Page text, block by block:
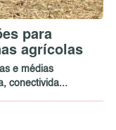
para
agrícolas
e médias
conectivida...